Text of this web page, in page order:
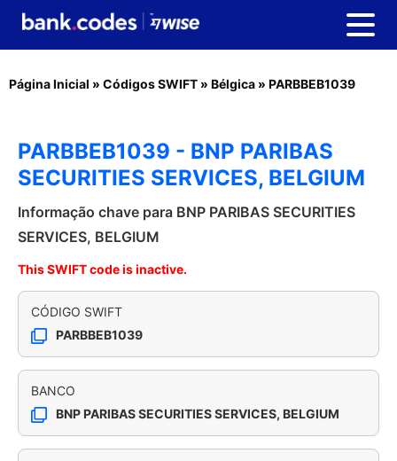
Página Inicial » Códigos SWIFT » Bélgica » PARBBEB1039
PARBBEB1039 - BNP PARIBAS
SECURITIES SERVICES, BELGIUM
Informação chave para BNP PARIBAS SECURITIES
SERVICES, BELGIUM
This SWIFT code is inactive.
CÓDIGO SWIFT
PARBBEB1039
BANCO
BNP PARIBAS SECURITIES SERVICES, BELGIUM